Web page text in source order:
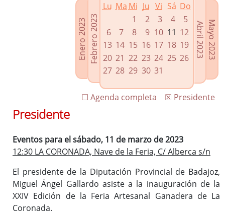
Enlaces relacionados
Agenda de Presidencia
Plenos provinciales y Juntas de gobierno
Oficina de Proyectos Europeos
Enero 2023Febrero 2023
Lu Ma Mi Ju Vi Sá Do
1
2 3 4
5
6
7 8 9 10 11 12
13 14 15 16 17 18 19
20 21 22 23 24 25 26
27 28 29 30 31
Mayo 2023
Abril 2023
☒ Presidente
☐ Agenda completa
Presidente
Eventos para el sábado, 11 de marzo de 2023
12:30 LA CORONADA, Nave de la Feria, C/ Alberca s/n
El presidente de la Diputación Provincial de Badajoz,
Miguel Ángel Gallardo asiste a la inauguración de la
XXIV Edición de la Feria Artesanal Ganadera de La
Coronada.